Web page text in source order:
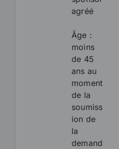
agréé
Âge :
moins
de 45
ans au
moment
de la
soumiss
ion de
la
demand